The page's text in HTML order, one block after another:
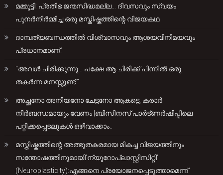
മമ്മൂട്ടി: പ്രതിഭ ജന്മസിദ്ധമല്ല… ദിവസവും സ്വയം
പുനർനിർമ്മിച്ച ഒരു മസ്തിഷ്കത്തിന്റെ വിജയകഥ
ദാമ്പത്യബന്ധത്തിൽ വിശ്വാസവും ആശയവിനിമയവും
പ്രധാനമാണ്.
“അവൾ ചിരിക്കുന്നു… പക്ഷേ ആ ചിരിക്ക് പിന്നിൽ ഒരു
തകർന്ന മനസ്സുണ്ട്.”
അച്ഛനോ അനിയനോ ചേട്ടനോ ആകട്ടെ, കരാർ
നിർബന്ധമായും വേണം |ബിസിനസ് പാർട്ണർഷിപ്പിലെ
പറ്റിക്കപ്പെടലുകൾ ഒഴിവാക്കാം..
മസ്തിഷ്കത്തിന്റെ അത്ഭുതകരമായ മികച്ച വിജയത്തിനും
സന്തോഷത്തിനുമായി’ന്യൂറോപ്ലാസ്റ്റിസിറ്റി’
(Neuroplasticity):എങ്ങനെ പ്രയോജനപ്പെടുത്താമെന്ന്